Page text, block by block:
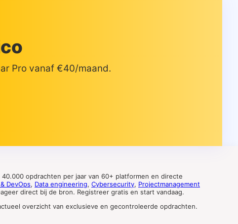
Pro vanaf €40/maand.
opdrachten per jaar van 60+ platformen en directe
DevOps, Data engineering, Cybersecurity, Projectmanagement
direct bij de bron. Registreer gratis en start vandaag.
overzicht van exclusieve en gecontroleerde opdrachten.